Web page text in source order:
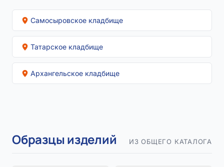
Самосыровское кладбище
Татарское кладбище
Архангельское кладбище
Образцы изделий ИЗ ОБЩЕГО КАТАЛОГА